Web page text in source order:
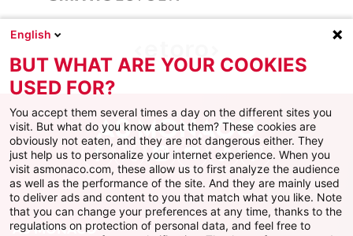
Facebook
X Instagram
YoutubeTikTokTwitch
AS MONACO
English
BUT WHAT ARE YOUR COOKIES
USED FOR?
You accept them several times a day on the different sites you
visit. But what do you know about them? These cookies are
obviously not eaten, and they are not dangerous either. They
just help us to personalize your internet experience. When you
visit asmonaco.com, these allow us to first analyze the audience
as well as the performance of the site. And they are mainly used
to deliver ads and content to you that match what you like. Note
that you can change your preferences at any time, thanks to the
regulations on protection of personal data, and feel free to